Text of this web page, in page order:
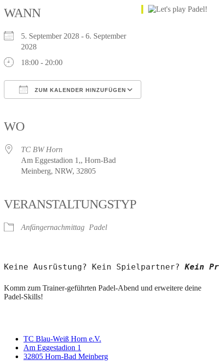
WANN
5. September 2028 - 6. September
2028
18:00 - 20:00
ZUM KALENDER HINZUFÜGEN
WO
TC BW Horn
Am Eggestadion 1,, Horn-Bad
Meinberg, NRW, 32805
VERANSTALTUNGSTYP
Anfängernachmittag Padel
Keine Ausrüstung? Kein Spielpartner? Kein
Komm zum Trainer-geführten Padel-Abend und erweitere deine
Padel-Skills!
TC Blau-Weiß Horn e.V.
Am Eggestadion 1
32805 Horn-Bad Meinberg